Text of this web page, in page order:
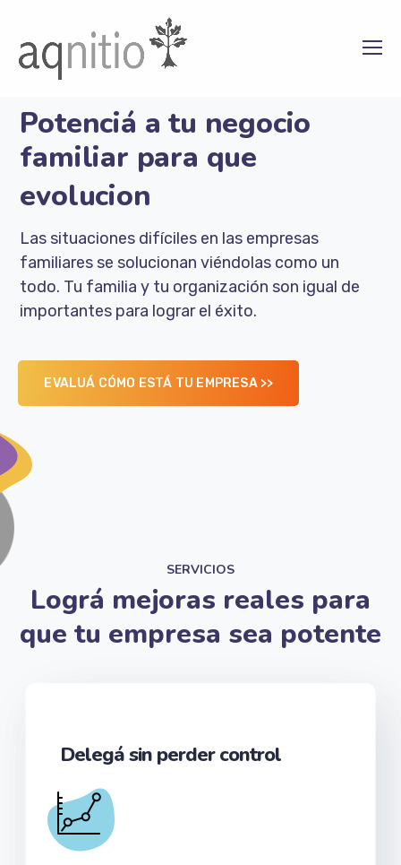
Potenciá a tu negocio
familiar para que
trascie
Las situaciones difíciles en las empresas
familiares se solucionan viéndolas como un
todo. Tu familia y tu organización son igual de
importantes para lograr el éxito.
EVALUÁ CÓMO ESTÁ TU EMPRESA >>
SERVICIOS
Lográ mejoras reales para
que tu empresa sea potente
Delegá sin perder control